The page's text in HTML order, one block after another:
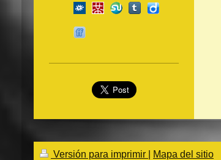
Versión para imprimir Mapa del sitio